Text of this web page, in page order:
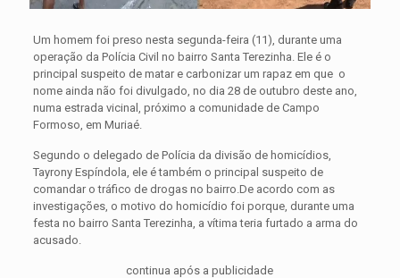
Um homem foi preso nesta segunda-feira (11), durante uma
operação da Polícia Civil no bairro Santa Terezinha. Ele é o
principal suspeito de matar e carbonizar um rapaz em que o
nome ainda não foi divulgado, no dia 28 de outubro deste ano,
numa estrada vicinal, próximo a comunidade de Campo
Formoso, em Muriaé.
Segundo o delegado de Polícia da divisão de homicídios,
Tayrony Espíndola, ele é também o principal suspeito de
comandar o tráfico de drogas no bairro.De acordo com as
investigações, o motivo do homicídio foi porque, durante uma
festa no bairro Santa Terezinha, a vítima teria furtado a arma do
acusado.
continua após a publicidade